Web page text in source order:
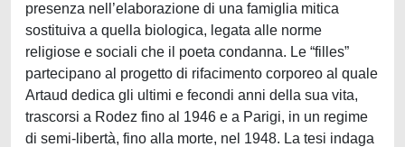
presenza nell’elaborazione di una famiglia mitica
sostituiva a quella biologica, legata alle norme
religiose e sociali che il poeta condanna. Le “filles”
partecipano al progetto di rifacimento corporeo al quale
Artaud dedica gli ultimi e fecondi anni della sua vita,
trascorsi a Rodez fino al 1946 e a Parigi, in un regime
di semi-libertà, fino alla morte, nel 1948. La tesi indaga